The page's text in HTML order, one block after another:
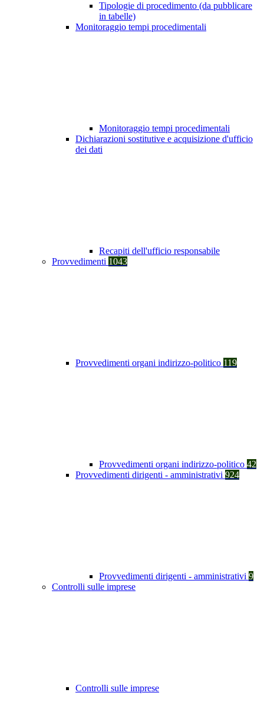
Tipologie di procedimento (da pubblicare
in tabelle)
Monitoraggio tempi procedimentali
Monitoraggio tempi procedimentali
Dichiarazioni sostitutive e acquisizione d'ufficio
dei dati
Recapiti dell'ufficio responsabile
Provvedimenti 1043
Provvedimenti organi indirizzo-politico 119
Provvedimenti organi indirizzo-politico 42
Provvedimenti dirigenti - amministrativi 924
Provvedimenti dirigenti - amministrativi 9
Controlli sulle imprese
Controlli sulle imprese